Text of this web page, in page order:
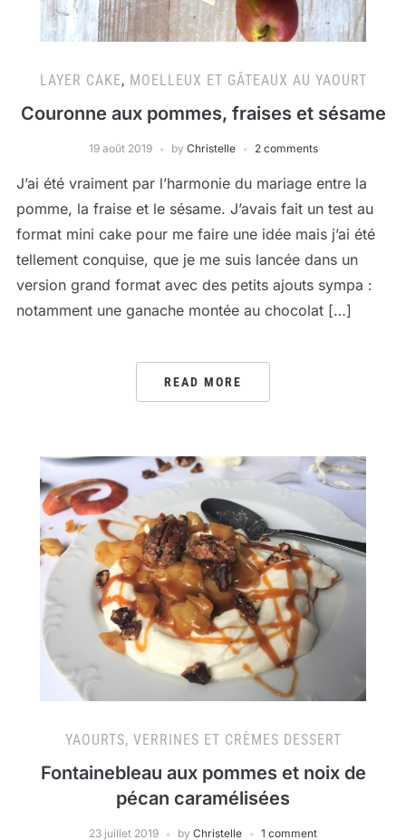
LAYER CAKE, MOELLEUX ET GÂTEAUX AU YAOURT
Couronne aux pommes, fraises et sésame
19 août 2019 by Christelle 2 comments
J’ai été vraiment par l’harmonie du mariage entre la
pomme, la fraise et le sésame. J’avais fait un test au
format mini cake pour me faire une idée mais j’ai été
tellement conquise, que je me suis lancée dans un
version grand format avec des petits ajouts sympa :
notamment une ganache montée au chocolat […]
READ MORE
YAOURTS, VERRINES ET CRÈMES DESSERT
Fontainebleau aux pommes et noix de
pécan caramélisées
23 juillet 2019 by Christelle 1 comment